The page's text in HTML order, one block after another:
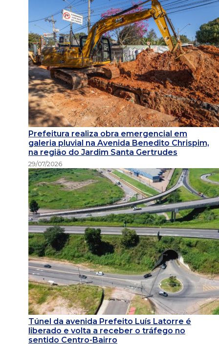
Prefeitura realiza obra emergencial em
galeria pluvial na Avenida Benedito Chrispim,
na região do Jardim Santa Gertrudes
29/07/2026
Túnel da avenida Prefeito Luís Latorre é
liberado e volta a receber o tráfego no
sentido Centro-Bairro